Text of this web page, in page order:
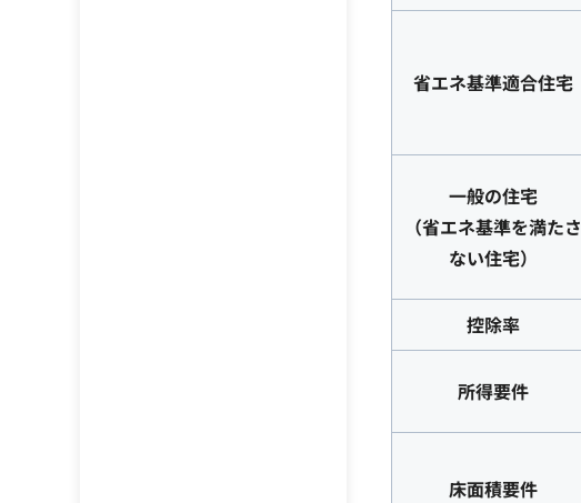
省エネ基準適合住宅
一般の住宅
（省エネ基準を満たさ
ない住宅）
控除率
所得要件
床面積要件